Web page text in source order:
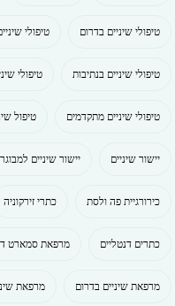
טיפולי שיניים בדרום טיפולי
טיפולי שיניים בנתיבות טיפולי
טיפולי שיניים מתקדמים טיפול
יישור שיניים יישור שיניים
כירורגיית פה ולסת כתרי זירקוניה
כתרים דנטליים מרפאת סמארט
מרפאת שיניים בדרום מרפאת